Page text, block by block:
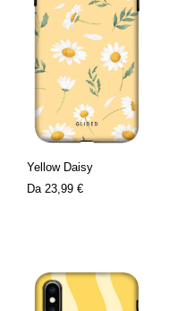
Yellow Daisy
Da 23,99 €